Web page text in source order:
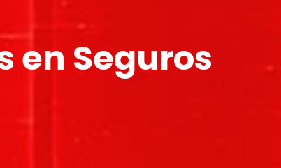
en Seguros